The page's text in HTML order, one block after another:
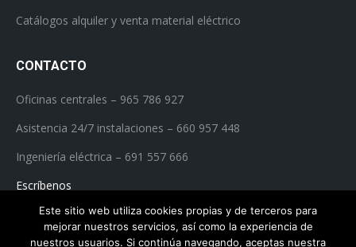
Catálogos alquiler y venta material eléctrico
CONTACTO
Oficinas centrales – 965 786 927
Asistencia 24/7 instalaciones – 660 957 448
Ingeniería eléctrica – 691 557 666
Escríbenos
Este sitio web utiliza cookies propias y de terceros para
mejorar nuestros servicios, así como la experiencia de
nuestros usuarios. Si continúa navegando, aceptas nuestra